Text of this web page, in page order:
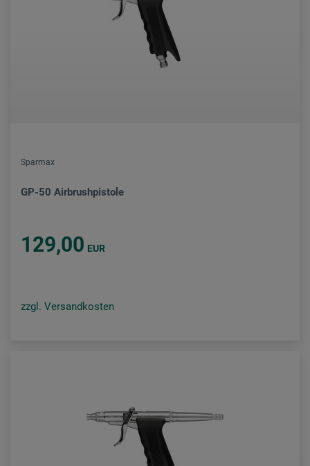
Sparmax
GP-50 Airbrushpistole
129,00 EUR
zzgl. Versandkosten